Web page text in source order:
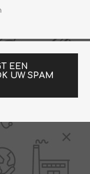
EEN
UW SPAM